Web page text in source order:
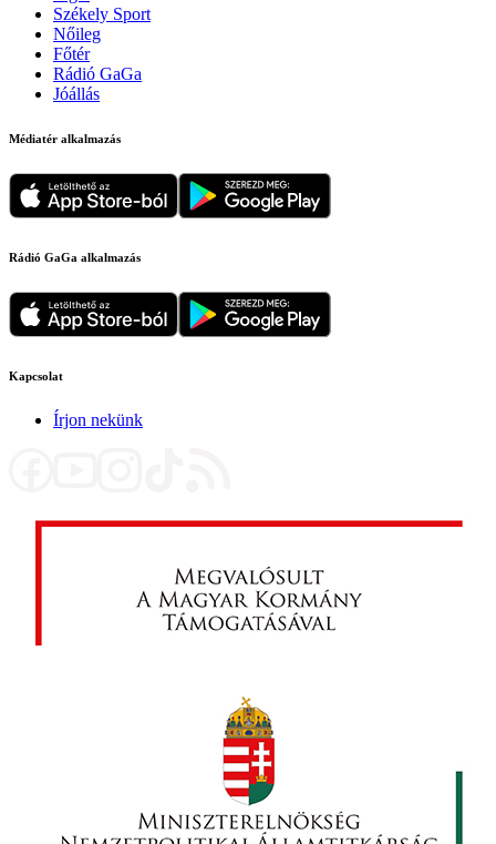
Székely Sport
Nőileg
Főtér
Rádió GaGa
Jóállás
Médiatér alkalmazás
Rádió GaGa alkalmazás
Kapcsolat
Írjon nekünk